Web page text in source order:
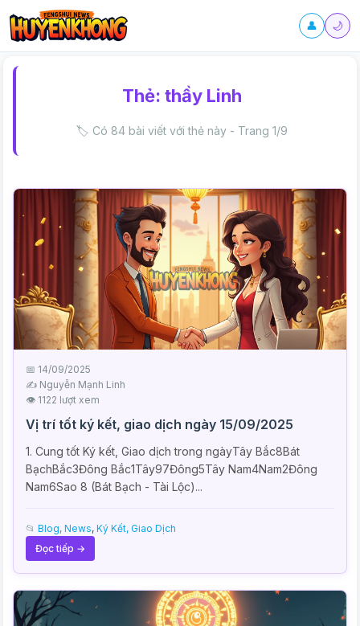
👤 🌙
Thẻ: thầy Linh
🏷️ Có 84 bài viết với thẻ này - Trang 1/9
📅 14/09/2025
✍️ Nguyễn Mạnh Linh
👁 1122 lượt xem
Vị trí tốt ký kết, giao dịch ngày 15/09/2025
1. Cung tốt Ký kết, Giao dịch trong ngàyTây Bắc8Bát
BạchBắc3Đông Bắc1Tây97Đông5Tây Nam4Nam2Đông
Nam6Sao 8 (Bát Bạch - Tài Lộc)...
📂 Blog, News, Ký Kết, Giao Dịch
Đọc tiếp →